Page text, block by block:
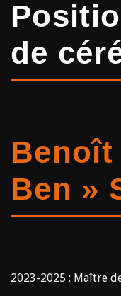
de
Benoît
Ben »
2023-2025 : Maître